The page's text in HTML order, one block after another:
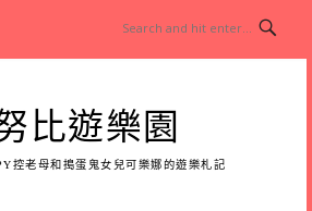
比遊樂園
控老母和搗蛋鬼女兒可樂娜的遊樂札記